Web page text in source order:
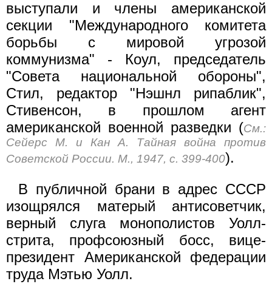
выступали и члены американской
секции "Международного комитета
борьбы с мировой угрозой
коммунизма" - Коул, председатель
"Совета национальной обороны",
Стил, редактор "Нэшнл рипаблик",
Стивенсон, в прошлом агент
американской военной разведки (См.:
Сейерс М. и Кан А. Тайная война против
Советской России. М., 1947, с. 399-400).
В публичной брани в адрес СССР
изощрялся матерый антисоветчик,
верный слуга монополистов Уолл-
стрита, профсоюзный босс, вице-
президент Американской федерации
труда Мэтью Уолл.